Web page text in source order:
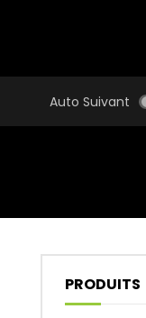
Auto Suivant
PRODUITS